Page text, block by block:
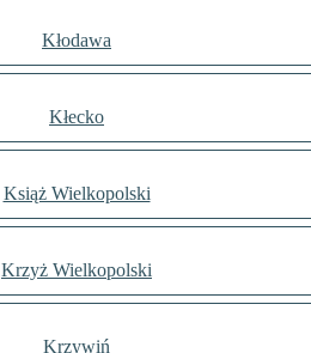
Kłodawa
Kłecko
Książ Wielkopolski
Krzyż Wielkopolski
Krzywiń